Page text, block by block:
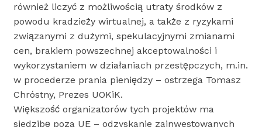
również liczyć z możliwością utraty środków z
powodu kradzieży wirtualnej, a także z ryzykami
związanymi z dużymi, spekulacyjnymi zmianami
cen, brakiem powszechnej akceptowalności i
wykorzystaniem w działaniach przestępczych, m.in.
w procederze prania pieniędzy – ostrzega Tomasz
Chróstny, Prezes UOKiK.
Większość organizatorów tych projektów ma
siedzibę poza UE – odzyskanie zainwestowanych